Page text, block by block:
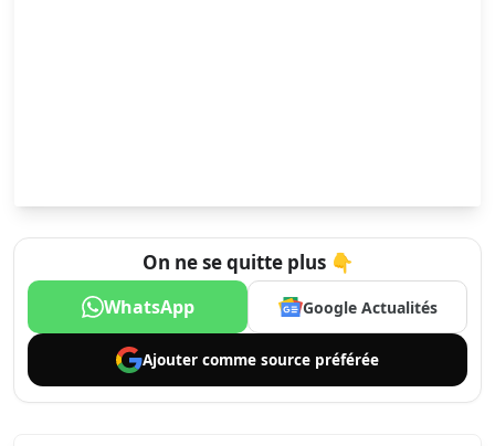
On ne se quitte plus 👇
WhatsApp Google Actualités
Ajouter comme source préférée